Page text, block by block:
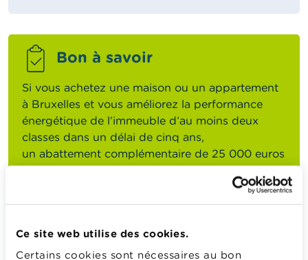
Ce site web utilise des cookies.
Certains cookies sont nécessaires au bon
Bon à savoir
Si vous achetez une maison ou un appartement
à Bruxelles et vous améliorez la performance
énergétique de l’immeuble d’au moins deux
classes dans un délai de cinq ans,
un abattement complémentaire de 25 000 euros
pour chaque saut de classe énergétique peut
leService
public régional de Bruxelles Fiscalité.
En Région flamande